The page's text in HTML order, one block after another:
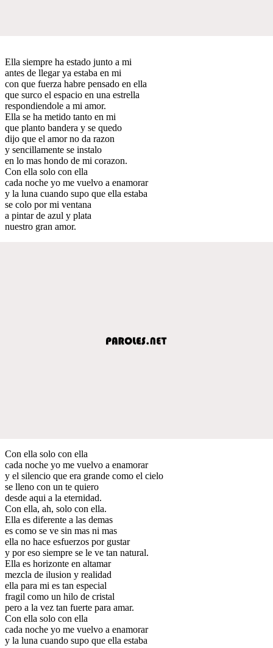
Ella siempre ha estado junto a mi
antes de llegar ya estaba en mi
con que fuerza habre pensado en ella
que surco el espacio en una estrella
respondiendole a mi amor.
Ella se ha metido tanto en mi
que planto bandera y se quedo
dijo que el amor no da razon
y sencillamente se instalo
en lo mas hondo de mi corazon.
Con ella solo con ella
cada noche yo me vuelvo a enamorar
y la luna cuando supo que ella estaba
se colo por mi ventana
a pintar de azul y plata
nuestro gran amor.
Con ella solo con ella
cada noche yo me vuelvo a enamorar
y el silencio que era grande como el cielo
se lleno con un te quiero
desde aqui a la eternidad.
Con ella, ah, solo con ella.
Ella es diferente a las demas
es como se ve sin mas ni mas
ella no hace esfuerzos por gustar
y por eso siempre se le ve tan natural.
Ella es horizonte en altamar
mezcla de ilusion y realidad
ella para mi es tan especial
fragil como un hilo de cristal
pero a la vez tan fuerte para amar.
Con ella solo con ella
cada noche yo me vuelvo a enamorar
y la luna cuando supo que ella estaba